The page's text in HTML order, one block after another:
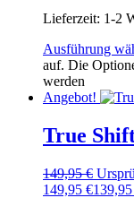
Lieferzeit: 1-2
Ausführung
auf. Die
werden
Angebot!
True
149,95€
149,95 €139,95